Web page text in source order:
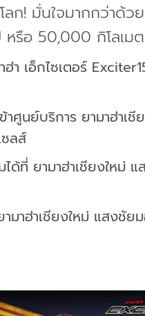
ลก! มั่นใจมากกว่าด้ว
รือ 50,000 กิโลเม
า เอ็กไซเตอร์
าศูนย์บริการ ยามาฮ่าเชี
ลส์
ด้ที่ ยามาฮ่าเชียงใหม่ แ
าฮ่าเชียงใหม่ แสงชัย